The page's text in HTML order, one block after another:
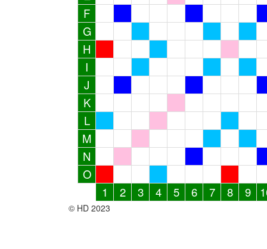
F
G
H
I
J
K
L
M
N
O
1
2 3 4 5 6 7 8 9
© HD 2023